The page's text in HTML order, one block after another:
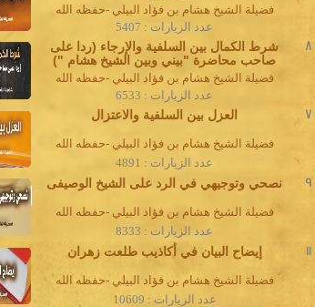
فضيلة الشيخ هشام بن فؤاد البيلي -حفظه الله
عدد الزيارات : 5407
شرط الكمال بين السلفية والإرجاء (ردا على
صاحب محاضرة "بيني وبين الشيخ هشام ")
8
فضيلة الشيخ هشام بن فؤاد البيلي -حفظه الله
عدد الزيارات : 6533
العزل بين السلفية والاعتزال 7
فضيلة الشيخ هشام بن فؤاد البيلي -حفظه الله
عدد الزيارات : 4891
نصحي وتوجيهي في الرد على الشيخ الوصيفى 9
فضيلة الشيخ هشام بن فؤاد البيلي -حفظه الله
عدد الزيارات : 8333
إيضاح البيان في أكاذيب طلعت زهران 11
فضيلة الشيخ هشام بن فؤاد البيلي -حفظه الله
عدد الزيارات : 10609